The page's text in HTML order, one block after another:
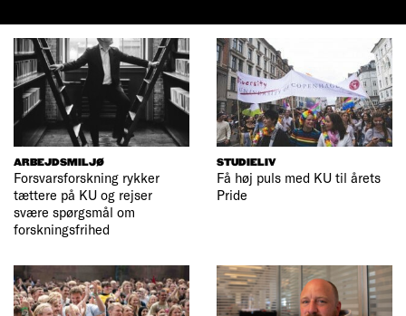
ARBEJDSMILJØ
Forsvarsforskning rykker
tættere på KU og rejser
svære spørgsmål om
forskningsfrihed
STUDIELIV
Få høj puls med KU til årets
Pride